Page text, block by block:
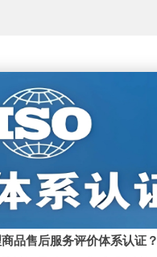
品售后服务评价体系认证？